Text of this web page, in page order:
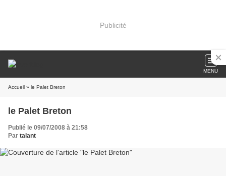
Publicité
MENU
Accueil » le Palet Breton
le Palet Breton
Publié le 09/07/2008 à 21:58
Par talant